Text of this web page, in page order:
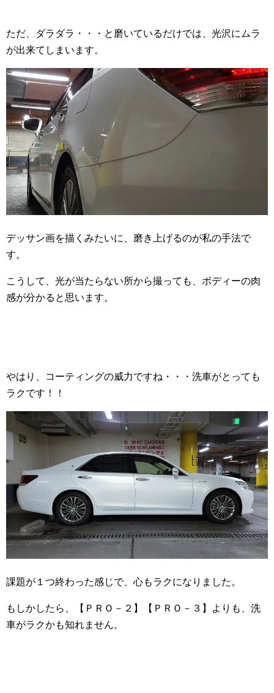
ただ、ダラダラ・・・と磨いているだけでは、光沢にムラ
が出来てしまいます。
デッサン画を描くみたいに、磨き上げるのが私の手法で
す。
こうして、光が当たらない所から撮っても、ボディーの肉
感が分かると思います。
やはり、コーティングの威力ですね・・・洗車がとっても
ラクです！！
課題が１つ終わった感じで、心もラクになりました。
もしかしたら、【ＰＲＯ－２】【ＰＲＯ－３】よりも、洗
車がラクかも知れません。